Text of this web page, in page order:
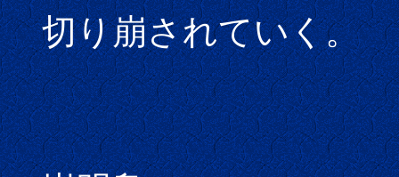
切り崩されていく。